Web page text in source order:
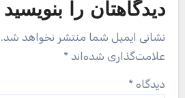
دیدگاهتان را بنویسید
نشانی ایمیل شما منتشر نخواهد شد.
علامت‌گذاری شده‌اند *
دیدگاه *